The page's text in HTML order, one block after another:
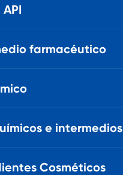
farmacéutico
e intermedios
Cosméticos